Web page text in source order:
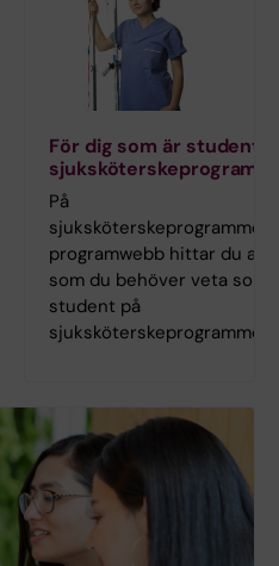
För dig som är student
På
sjuksköterskeprogrammets
programwebb hittar du allt
som du behöver veta som
student på
sjuksköterskeprogrammet.